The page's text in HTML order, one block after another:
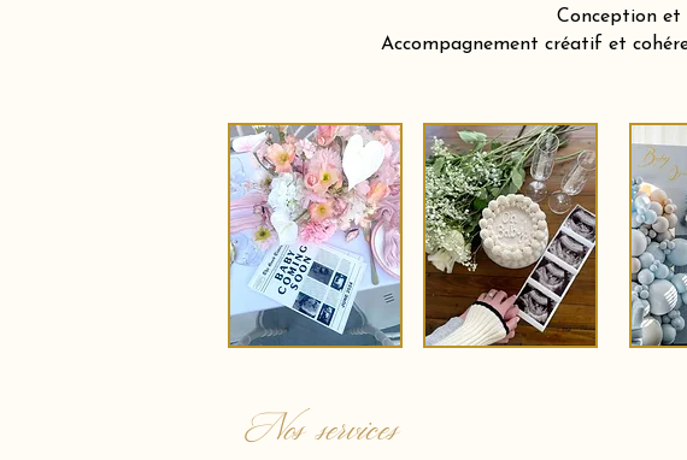
Conception et
Accompagnement créatif et
Nos services